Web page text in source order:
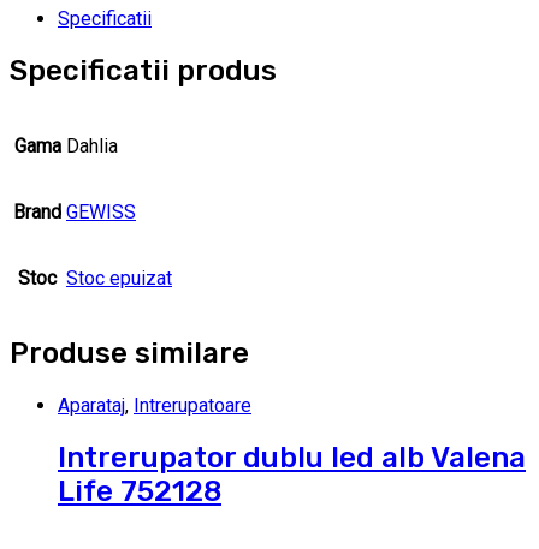
Specificatii
Specificatii produs
Gama Dahlia
Brand GEWISS
Stoc Stoc epuizat
Produse similare
Aparataj, Intrerupatoare
Intrerupator dublu led alb Valena
Life 752128